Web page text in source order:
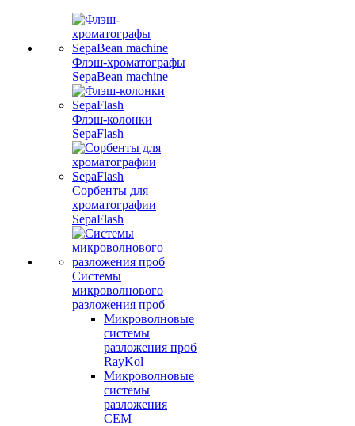
Флэш-хроматографы
SepaBean machine
Флэш-колонки
SepaFlash
Сорбенты для
хроматографии
SepaFlash
Системы
микроволнового
разложения проб
Микроволновые
системы
разложения проб
RayKol
Микроволновые
системы
разложения
CEM